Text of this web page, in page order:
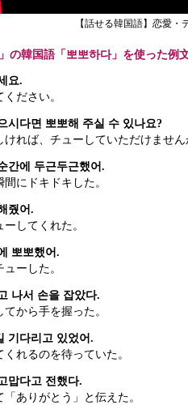
【話せる韓国語】恋愛・
の韓国語「뽀뽀하다」を使った例
요.
ださい。
시다면 뽀뽀해 주실 수 있나요?
ければ、チューしていただけません
간에 두근두근했어.
にドキドキした。
줬어.
してくれた。
뽀뽀했어.
ーした。
나서 손을 잡았다.
から手を握った。
기다리고 있었어.
れるのを待っていた。
맙다고 전했다.
「ありがとう」と伝えた。